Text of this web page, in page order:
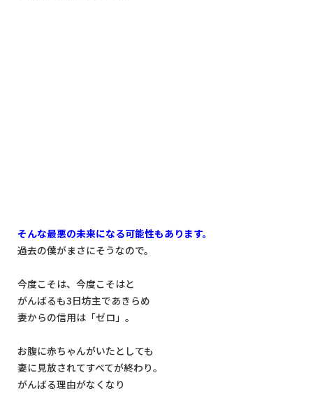
そんな最悪の未来になる可能性もあります。
過去の僕がまさにそうなので。
今度こそは、今度こそはと
がんばるも3日坊主であきらめ
妻からの信用は「ゼロ」。
お腹に赤ちゃんがいたとしても
妻に見放されてすべてが終わり。
がんばる理由がなくなり